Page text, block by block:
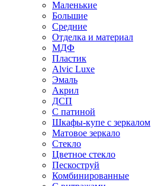
Маленькие
Большие
Средние
Отделка и материал
МДФ
Пластик
Alvic Luxe
Эмаль
Акрил
ДСП
С патиной
Шкафы-купе с зеркалом
Матовое зеркало
Стекло
Цветное стекло
Пескоструй
Комбинированные